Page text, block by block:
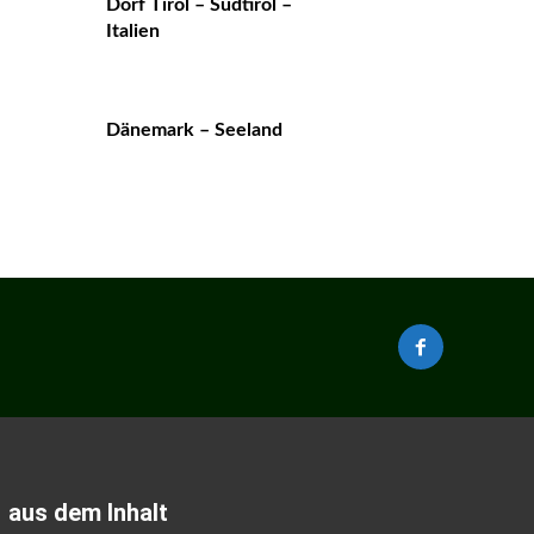
Dorf Tirol – Südtirol –
Italien
Dänemark – Seeland
aus dem Inhalt